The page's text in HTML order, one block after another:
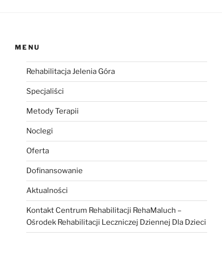
MENU
Rehabilitacja Jelenia Góra
Specjaliści
Metody Terapii
Noclegi
Oferta
Dofinansowanie
Aktualności
Kontakt Centrum Rehabilitacji RehaMaluch –
Ośrodek Rehabilitacji Leczniczej Dziennej Dla Dzieci